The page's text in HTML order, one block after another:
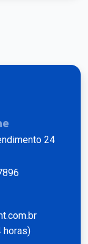
24
horas)